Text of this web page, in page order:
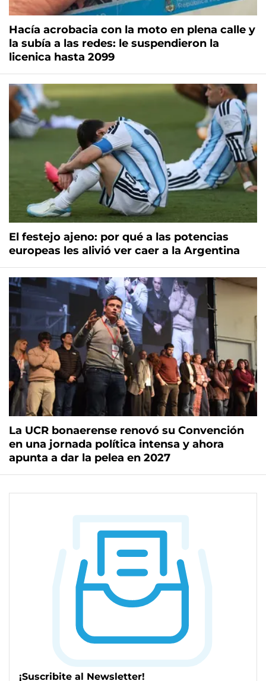
Hacía acrobacia con la moto en plena calle y
la subía a las redes: le suspendieron la
licenica hasta 2099
El festejo ajeno: por qué a las potencias
europeas les alivió ver caer a la Argentina
La UCR bonaerense renovó su Convención
en una jornada política intensa y ahora
apunta a dar la pelea en 2027
¡Suscribite al Newsletter!